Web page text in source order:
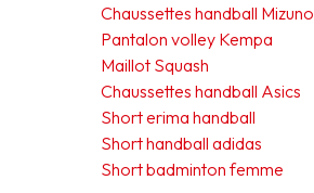
Chaussettes handball Mizuno
Pantalon volley Kempa
Maillot Squash
Chaussettes handball Asics
Short erima handball
Short handball adidas
Short badminton femme